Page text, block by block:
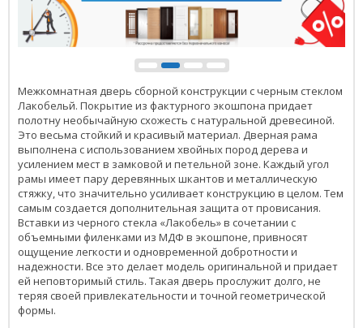
Межкомнатная дверь сборной конструкции с черным стеклом
Лакобельй. Покрытие из фактурного экошпона придает
полотну необычайную схожесть с натуральной древесиной.
Это весьма стойкий и красивый материал. Дверная рама
выполнена с использованием хвойных пород дерева и
усилением мест в замковой и петельной зоне. Каждый угол
рамы имеет пару деревянных шкантов и металлическую
стяжку, что значительно усиливает конструкцию в целом. Тем
самым создается дополнительная защита от провисания.
Вставки из черного стекла «Лакобель» в сочетании с
объемными филенками из МДФ в экошпоне, привносят
ощущение легкости и одновременной добротности и
надежности. Все это делает модель оригинальной и придает
ей неповторимый стиль. Такая дверь прослужит долго, не
теряя своей привлекательности и точной геометрической
формы.